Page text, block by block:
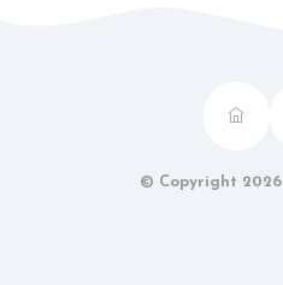
© Copyright 2026